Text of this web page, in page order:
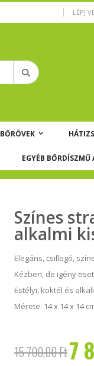
LÉPJ
Keresés
BŐRÖVEK
EGYÉB BŐRDÍSZMŰ
Színes
alkalmi
Elegáns, csillogó,
Kézben, de igény
Estélyi, koktél és
Mérete: 14 x 14 x 14
15 700,00 Ft Akciós
ár
7